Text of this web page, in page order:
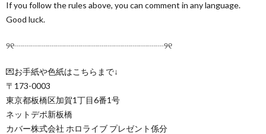
If you follow the rules above, you can comment in any language.
Good luck.
୨୧┈┈┈┈┈┈┈┈┈┈┈┈┈┈┈┈┈┈୨୧
💌お手紙や色紙はこちらまで↓
〒173-0003
東京都板橋区加賀1丁目6番1号
ネットデポ新板橋
カバー株式会社 ホロライブ プレゼント係分